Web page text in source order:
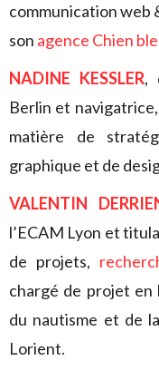
communication web
son agence Chien
NADINE KESSLER,
Berlin et navigatrice,
matière de
graphique et de
VALENTIN
l’ECAM Lyon et
de projets,
chargé de projet en
du nautisme et de
Lorient.